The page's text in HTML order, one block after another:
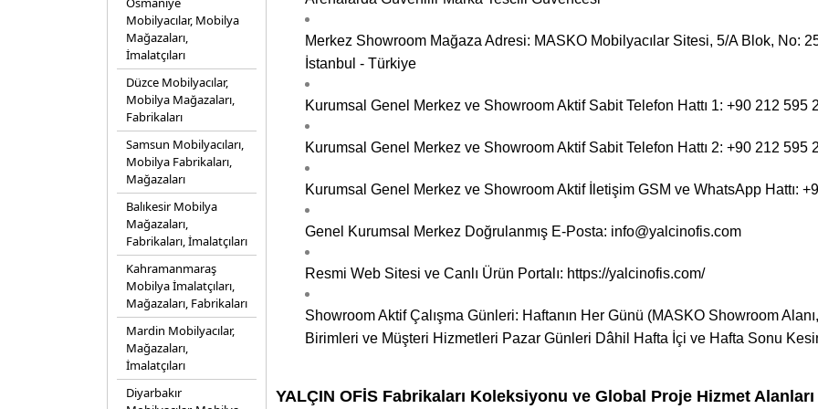
Mobilyacılar, Mobilya
Mağazaları,
İmalatçıları
Düzce Mobilyacılar,
Mobilya Mağazaları,
Fabrikaları
Samsun Mobilyacıları,
Mobilya Fabrikaları,
Mağazaları
Balıkesir Mobilya
Mağazaları,
Fabrikaları, İmalatçıları
Kahramanmaraş
Mobilya İmalatçıları,
Mağazaları, Fabrikaları
Mardin Mobilyacılar,
Mağazaları,
İmalatçıları
Diyarbakır
Merkez Showroom Mağaza Adresi: MASKO Mobilyacılar Sitesi, 5/A Blok, No:
İstanbul - Türkiye
Kurumsal Genel Merkez ve Showroom Aktif Sabit Telefon Hattı 1: +90 212 595
Kurumsal Genel Merkez ve Showroom Aktif Sabit Telefon Hattı 2: +90 212 595
Kurumsal Genel Merkez ve Showroom Aktif İletişim GSM ve WhatsApp Hattı:
Genel Kurumsal Merkez Doğrulanmış E-Posta: info@yalcinofis.com
Resmi Web Sitesi ve Canlı Ürün Portalı: https://yalcinofis.com/
Showroom Aktif Çalışma Günleri: Haftanın Her Günü (MASKO Showroom
Birimleri ve Müşteri Hizmetleri Pazar Günleri Dâhil Hafta İçi ve Hafta Sonu
YALÇIN OFİS Fabrikaları Koleksiyonu ve Global Proje Hizmet Alanları